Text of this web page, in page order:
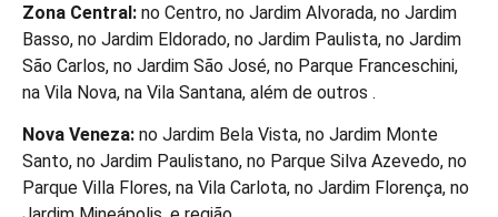
Zona Central: no Centro, no Jardim Alvorada, no Jardim
Basso, no Jardim Eldorado, no Jardim Paulista, no Jardim
São Carlos, no Jardim São José, no Parque Franceschini,
na Vila Nova, na Vila Santana, além de outros .
Nova Veneza: no Jardim Bela Vista, no Jardim Monte
Santo, no Jardim Paulistano, no Parque Silva Azevedo, no
Parque Villa Flores, na Vila Carlota, no Jardim Florença, no